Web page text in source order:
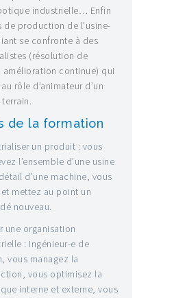
industrielle… Enfin
de production de l’usine-
se confronte à des
(résolution de
amélioration continue) qui
rôle d’animateur d’un
de la formation
un produit : vous
l’ensemble d’une usine
d’une machine, vous
mettez au point un
nouveau.
une organisation
: Ingénieur-e de
vous managez la
vous optimisez la
interne et externe, vous